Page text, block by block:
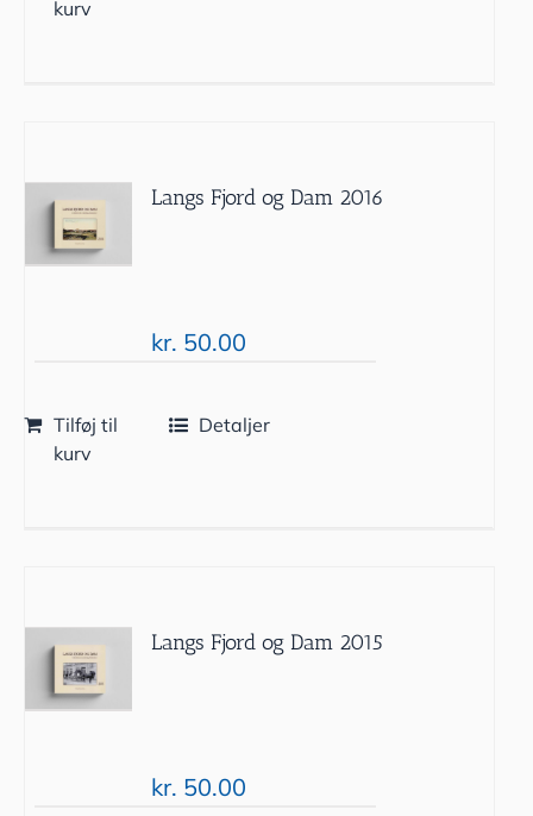
kurv
Langs Fjord og Dam 2016
kr. 50.00
Tilføj til
kurv
Detaljer
Langs Fjord og Dam 2015
kr. 50.00